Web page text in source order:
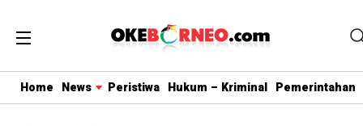
Home News Peristiwa Hukum – Kriminal Pemerintahan